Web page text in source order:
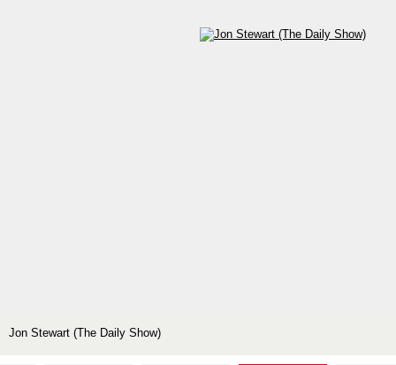
Jon Stewart (The Daily Show)